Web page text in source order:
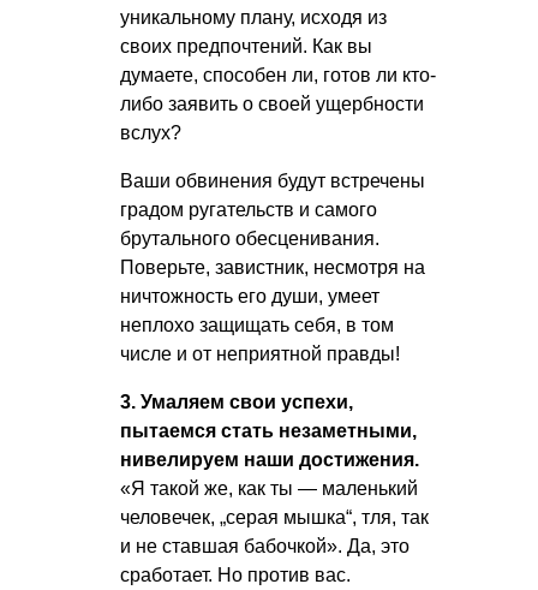
уникальному плану, исходя из
своих предпочтений. Как вы
думаете, способен ли, готов ли кто-
либо заявить о своей ущербности
вслух?
Ваши обвинения будут встречены
градом ругательств и самого
брутального обесценивания.
Поверьте, завистник, несмотря на
ничтожность его души, умеет
неплохо защищать себя, в том
числе и от неприятной правды!
3. Умаляем свои успехи,
пытаемся стать незаметными,
нивелируем наши достижения.
«Я такой же, как ты — маленький
человечек, „серая мышка“, тля, так
и не ставшая бабочкой». Да, это
сработает. Но против вас.